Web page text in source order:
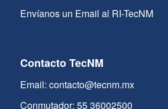
Envíanos un Email al RI-TecNM
Contacto TecNM
Email: contacto@tecnm.mx
Conmutador: 55 36002500